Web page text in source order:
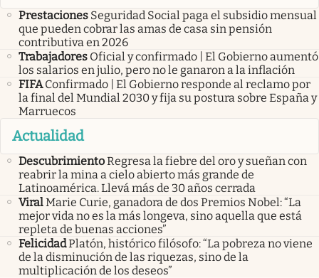
Prestaciones Seguridad Social paga el subsidio mensual
que pueden cobrar las amas de casa sin pensión
contributiva en 2026
Trabajadores Oficial y confirmado | El Gobierno aumentó
los salarios en julio, pero no le ganaron a la inflación
FIFA Confirmado | El Gobierno responde al reclamo por
la final del Mundial 2030 y fija su postura sobre España y
Marruecos
Actualidad
DescubrimientoRegresa la fiebre del oro y sueñan con
reabrir la mina a cielo abierto más grande de
Latinoamérica. Llevá más de 30 años cerrada
ViralMarie Curie, ganadora de dos Premios Nobel: “La
mejor vida no es la más longeva, sino aquella que está
repleta de buenas acciones”
FelicidadPlatón, histórico filósofo: “La pobreza no viene
de la disminución de las riquezas, sino de la
multiplicación de los deseos”